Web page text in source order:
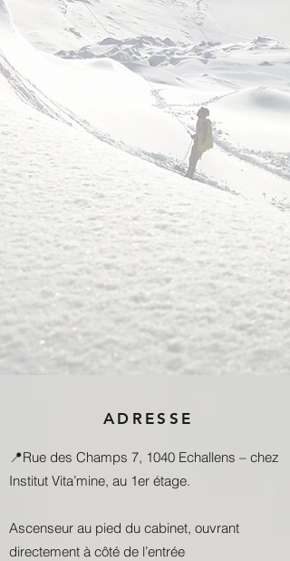
ADRESSE
📍Rue des Champs 7, 1040 Echallens – chez
Institut Vita’mine, au 1er étage.
Ascenseur au pied du cabinet, ouvrant
directement à côté de l’entrée